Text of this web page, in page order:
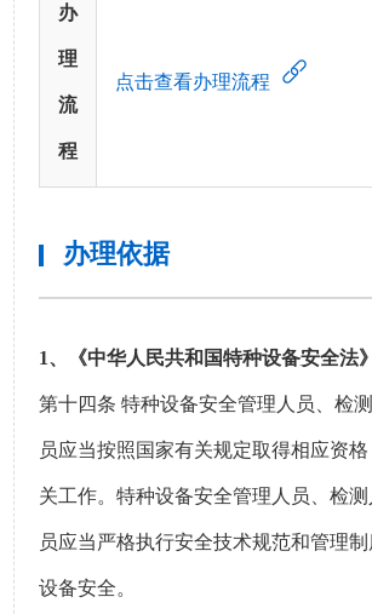
办
理
流
程
点击查看办理流程
办理依据
1、 《中华人民共和国特种设备安全法》
第十四条 特种设备安全管理人员、检
员应当按照国家有关规定取得相应资
关工作。特种设备安全管理人员、检
员应当严格执行安全技术规范和管理
设备安全。